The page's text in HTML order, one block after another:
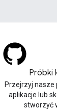
Próbki
Przejrzyj nasze
aplikacje lub
stworzyć